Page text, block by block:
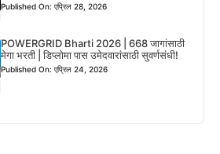
Published On: एप्रिल 28, 2026
POWERGRID Bharti 2026 | 668 जागांसाठी
मेगा भरती | डिप्लोमा पास उमेदवारांसाठी सुवर्णसंधी!
Published On: एप्रिल 24, 2026